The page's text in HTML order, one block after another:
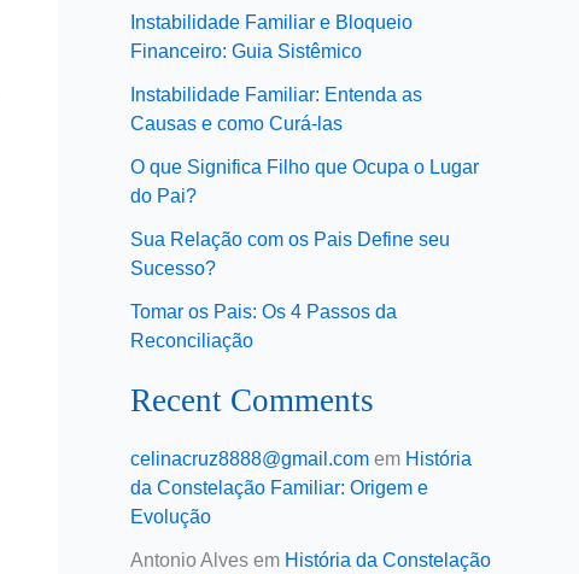
Instabilidade Familiar e Bloqueio
Financeiro: Guia Sistêmico
Instabilidade Familiar: Entenda as
Causas e como Curá-las
O que Significa Filho que Ocupa o Lugar
do Pai?
Sua Relação com os Pais Define seu
Sucesso?
Tomar os Pais: Os 4 Passos da
Reconciliação
Recent Comments
celinacruz8888@gmail.com em História
da Constelação Familiar: Origem e
Evolução
Antonio Alves em História da Constelação